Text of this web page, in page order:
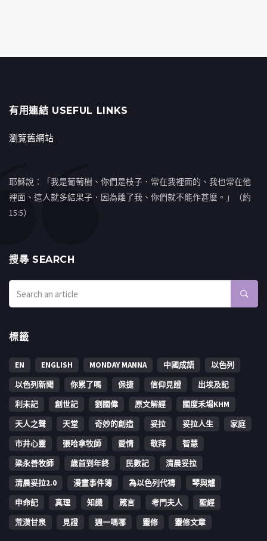
有用連結 USEFUL LINKS
瀏覽舊網站
耶穌說：「我是葡萄樹、你們是枝子．常在我裡面的、我也常在他
裡面、這人就多結果子．因為離了我、你們就不能作甚麼。」（約
15:5）
搜㝷 SEARCH
標籤
EN ENGLISH MONDAY MANNA 中國成語
以色列
以色列新聞
你累了嗎 保捷 信仰見證
出埃及記
利未記
創世記 劉國偉 原文解經
國度禾場KHM
天人之聲
天堂 奇妙的創造 妥拉 妥拉人生
家庭
市井心靈
張哈拿牧師 愛情 敬拜
智慧
梁永善牧師
歳首到年終 民數記
清晨妥拉
清晨妥拉2.0
漫畫事件簿 為以色列代禱
琴與爐
申命記
真理 知識 箴言 考門夫人
聖經
荒漠甘泉
見證 週一嗎哪 靈修 靈修文章